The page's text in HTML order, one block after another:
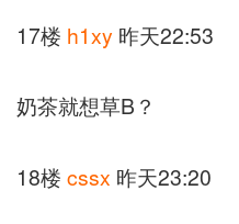
17楼 h1xy 昨天22:53
奶茶就想草B？
18楼 cssx 昨天23:20